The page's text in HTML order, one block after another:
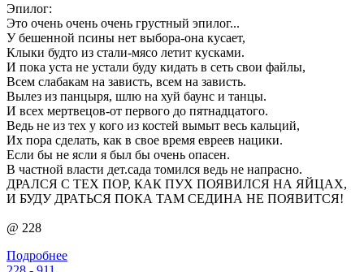
Эпилог:
Это очень очень очень грустный эпилог...
У бешенной псины нет выбора-она кусает,
Клыки будто из стали-мясо летит кусками.
И пока уста не устали буду кидать в сеть свои файлы,
Всем слабакам на зависть, всем на зависть.
Вылез из панцыря, шлю на хуй баунс и танцы.
И всех мертвецов-от первого до пятнадцатого.
Ведь не из тех у кого из костей вымыт весь кальций,
Их пора сделать, как в свое время евреев нацики.
Если бы не ясли я был бы очень опасен.
В частной власти дет.сада томился ведь не напрасно.
ДРАЛСЯ С ТЕХ ПОР, КАК ПУХ ПОЯВИЛСЯ НА ЯЙЦАХ,
И БУДУ ДРАТЬСЯ ПОКА ТАМ СЕДИНА НЕ ПОЯВИТСЯ!
@ 228
Подробнее